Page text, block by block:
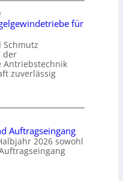
für
Schmutz
der
Antriebstechnik
zuverlässig
Auftragseingang
2026 sowohl